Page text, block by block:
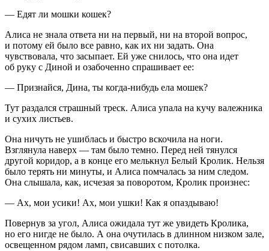
— Едят ли мошки кошек?
Алиса не знала ответа ни на первый, ни на второй вопрос,
и потому ей было все равно, как их ни задать. Она
чувствовала, что засыпает. Ей уже снилось, что она идет
об руку с Диной и озабоченно спрашивает ее:
— Признайся, Дина, ты когда-нибудь ела мошек?
Тут раздался страшный треск. Алиса упала на кучу валежника
и сухих листьев.
Она ничуть не ушиблась и быстро вскочила на ноги.
Взглянула наверх — там было темно. Перед ней тянулся
другой коридор, а в конце его мелькнул Белый Кролик. Нельзя
было терять ни минуты, и Алиса помчалась за ним следом.
Она слышала, как, исчезая за поворотом, Кролик произнес:
— Ах, мои усики! Ах, мои ушки! Как я опаздываю!
Повернув за угол, Алиса ожидала тут же увидеть Кролика,
но его нигде не было. А она очутилась в длинном низком зале,
освещенном рядом ламп, свисавших с потолка.